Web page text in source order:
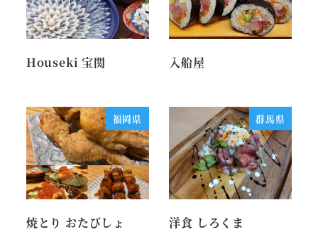
Houseki 宝関 入船屋
福岡県
焼とり おたびしょ
群馬県
洋食 しろくま